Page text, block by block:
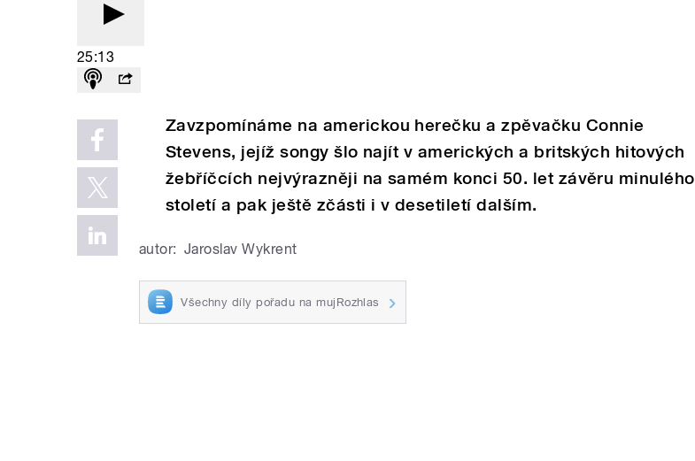
25:13
Zavzpomínáme na americkou herečku a zpěvačku Connie
Stevens, jejíž songy šlo najít v amerických a britských hitových
žebříčcích nejvýrazněji na samém konci 50. let závěru minulého
století a pak ještě zčásti i v desetiletí dalším.
autor: Jaroslav Wykrent
Všechny díly pořadu na mujRozhlas